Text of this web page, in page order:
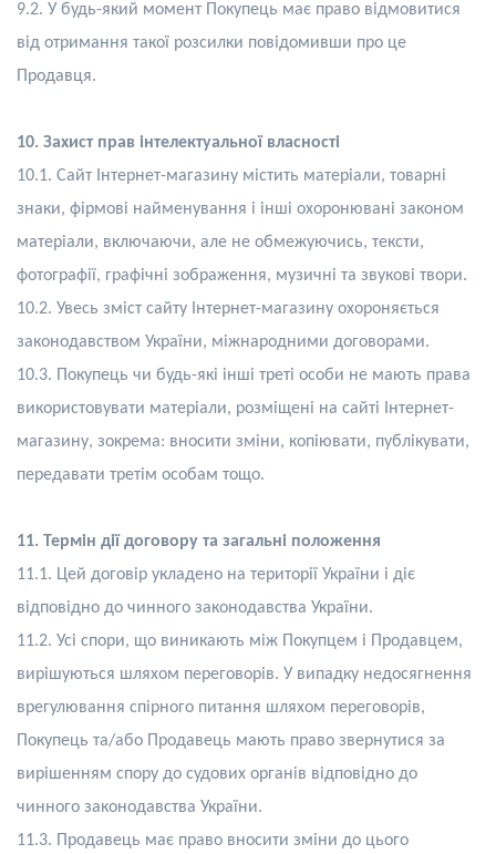
9.2. У будь-який момент Покупець має право відмовитися
від отримання такої розсилки повідомивши про це
Продавця.
10. Захист прав інтелектуальної власності
10.1. Сайт Інтернет-магазину містить матеріали, товарні
знаки, фірмові найменування і інші охоронювані законом
матеріали, включаючи, але не обмежуючись, тексти,
фотографії, графічні зображення, музичні та звукові твори.
10.2. Увесь зміст сайту Інтернет-магазину охороняється
законодавством України, міжнародними договорами.
10.3. Покупець чи будь-які інші треті особи не мають права
використовувати матеріали, розміщені на сайті Інтернет-
магазину, зокрема: вносити зміни, копіювати, публікувати,
передавати третім особам тощо.
11. Термін дії договору та загальні положення
11.1. Цей договір укладено на території України і діє
відповідно до чинного законодавства України.
11.2. Усі спори, що виникають між Покупцем і Продавцем,
вирішуються шляхом переговорів. У випадку недосягнення
врегулювання спірного питання шляхом переговорів,
Покупець та/або Продавець мають право звернутися за
вирішенням спору до судових органів відповідно до
чинного законодавства України.
11.3. Продавець має право вносити зміни до цього